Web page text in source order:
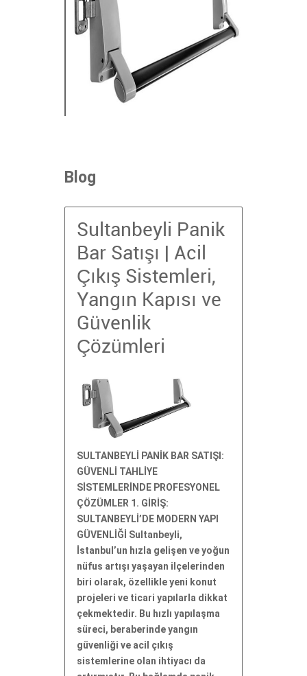
Blog
Sultanbeyli Panik
Bar Satışı | Acil
Çıkış Sistemleri,
Yangın Kapısı ve
Güvenlik
Çözümleri
SULTANBEYLİ PANİK BAR SATIŞI:
GÜVENLİ TAHLİYE
SİSTEMLERİNDE PROFESYONEL
ÇÖZÜMLER 1. GİRİŞ:
SULTANBEYLİ’DE MODERN YAPI
GÜVENLİĞİ Sultanbeyli,
İstanbul’un hızla gelişen ve yoğun
nüfus artışı yaşayan ilçelerinden
biri olarak, özellikle yeni konut
projeleri ve ticari yapılarla dikkat
çekmektedir. Bu hızlı yapılaşma
süreci, beraberinde yangın
güvenliği ve acil çıkış
sistemlerine olan ihtiyacı da